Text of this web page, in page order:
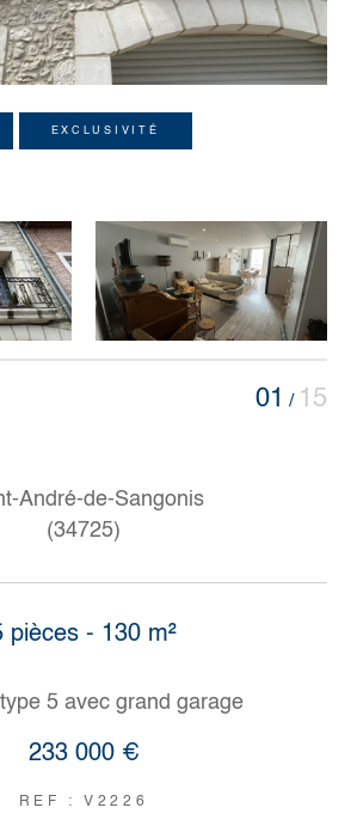
EXCLUSIVITÉ
01 / 15
André-de-Sangonis
(34725)
pièces - 130 m²
5 avec grand garage
233 000 €
REF : V2226